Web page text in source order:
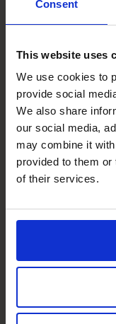
Consent
This website uses
We use cookies to
provide social
We also share
our social media,
may combine it
provided to them
of their services.
hebben ervaren.”
Wilt u meer
onze CFO’s aan de
4×1 uur?
Boek Nu Uw 1:1
Nederland
Email:
Recente